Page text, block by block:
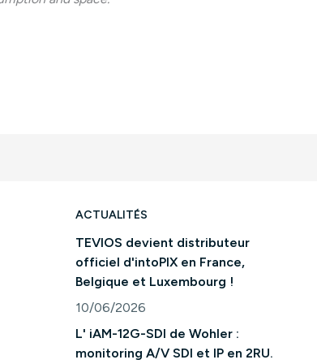
ACTUALITÉS
TEVIOS devient distributeur
officiel d'intoPIX en France,
Belgique et Luxembourg !
10/06/2026
Consulter l'article "TEVIOS devient
L' iAM-12G-SDI de Wohler :
monitoring A/V SDI et IP en 2RU.